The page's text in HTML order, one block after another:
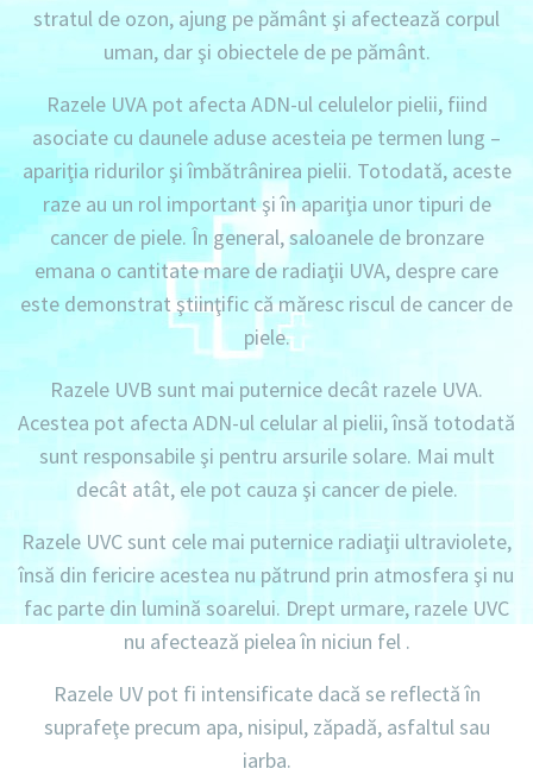
stratul de ozon, ajung pe pământ şi afectează corpul
uman, dar şi obiectele de pe pământ.
Razele UVA pot afecta ADN-ul celulelor pielii, fiind
asociate cu daunele aduse acesteia pe termen lung –
apariţia ridurilor şi îmbătrânirea pielii. Totodată, aceste
raze au un rol important şi în apariţia unor tipuri de
cancer de piele. În general, saloanele de bronzare
emana o cantitate mare de radiaţii UVA, despre care
este demonstrat ştiinţific că măresc riscul de cancer de
piele.
Razele UVB sunt mai puternice decât razele UVA.
Acestea pot afecta ADN-ul celular al pielii, însă totodată
sunt responsabile şi pentru arsurile solare. Mai mult
decât atât, ele pot cauza şi cancer de piele.
Razele UVC sunt cele mai puternice radiaţii ultraviolete,
însă din fericire acestea nu pătrund prin atmosfera şi nu
fac parte din lumină soarelui. Drept urmare, razele UVC
nu afectează pielea în niciun fel .
Razele UV pot fi intensificate dacă se reflectă în
suprafeţe precum apa, nisipul, zăpadă, asfaltul sau
iarba.